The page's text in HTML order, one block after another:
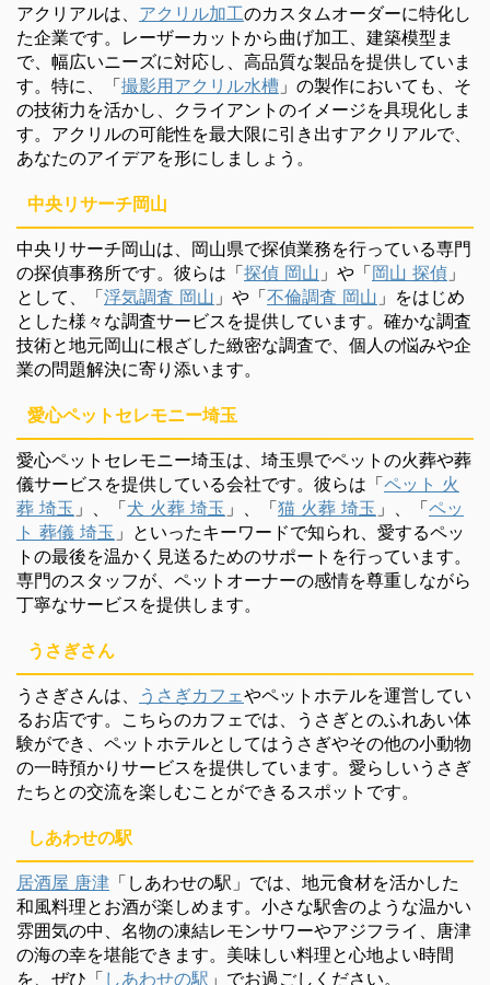
アクリアルは、 アクリル加工のカスタムオーダーに特化し
た企業です。レーザーカットから曲げ加工、建築模型ま
で、幅広いニーズに対応し、高品質な製品を提供していま
す。特に、「撮影用アクリル水槽 」の製作においても、そ
の技術力を活かし、クライアントのイメージを具現化しま
す。アクリルの可能性を最大限に引き出すアクリアルで、
あなたのアイデアを形にしましょう。
中央リサーチ岡山
中央リサーチ岡山は、岡山県で探偵業務を行っている専門
の探偵事務所です。彼らは「探偵 岡山 」や「岡山 探偵 」
として、「浮気調査 岡山 」や「不倫調査 岡山 」をはじめ
とした様々な調査サービスを提供しています。確かな調査
技術と地元岡山に根ざした緻密な調査で、個人の悩みや企
業の問題解決に寄り添います。
愛心ペットセレモニー埼玉
愛心ペットセレモニー埼玉は、埼玉県でペットの火葬や葬
儀サービスを提供している会社です。彼らは「ペット 火
葬 埼玉 」、「犬 火葬 埼玉 」、「猫 火葬 埼玉 」、「ペッ
ト 葬儀 埼玉 」といったキーワードで知られ、愛するペッ
トの最後を温かく見送るためのサポートを行っています。
専門のスタッフが、ペットオーナーの感情を尊重しながら
丁寧なサービスを提供します。
うさぎさん
うさぎさんは、 うさぎカフェやペットホテルを運営してい
るお店です。こちらのカフェでは、うさぎとのふれあい体
験ができ、ペットホテルとしてはうさぎやその他の小動物
の一時預かりサービスを提供しています。愛らしいうさぎ
たちとの交流を楽しむことができるスポットです。
しあわせの駅
居酒屋 唐津 「しあわせの駅」では、地元食材を活かした
和風料理とお酒が楽しめます。小さな駅舎のような温かい
雰囲気の中、名物の凍結レモンサワーやアジフライ、唐津
の海の幸を堪能できます。美味しい料理と心地よい時間
を、ぜひ「 しあわせの駅 」でお過ごしください。